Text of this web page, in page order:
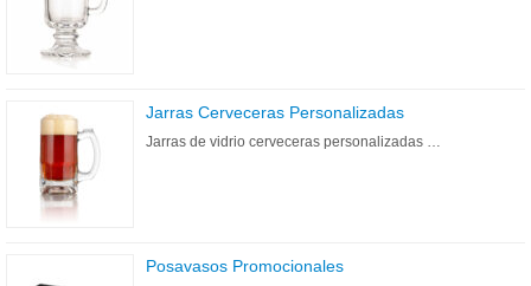
Jarras Cerveceras Personalizadas
Jarras de vidrio cerveceras personalizadas …
Posavasos Promocionales